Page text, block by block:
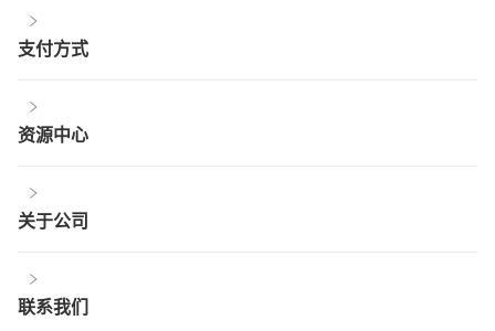
支付方式
资源中心
关于公司
联系我们